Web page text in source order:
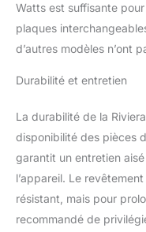
Watts est suffisante
plaques
d’autres modèles n’ont
Durabilité et entretien
La durabilité de la
disponibilité des pièces
garantit un entretien
l’appareil. Le
résistant, mais pour
recommandé de